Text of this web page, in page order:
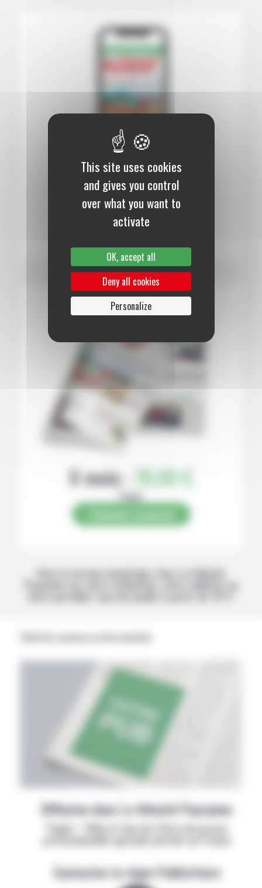
12 mois :99,00 €
Numérique
S’abonner au journal
6 mois : 78,00 €
Papier
Avec la version numérique, lisez La Volonté
Paysanne sur votre ordinateur, votre tablette ou
Diffusion dans La Volonté Paysanne
Papier + Web et tous les titres de presse
Contacter la régie Publicitaire
This site uses cookies
and gives you control
over what you want to
activate
OK, accept all
Deny all cookies
Personalize